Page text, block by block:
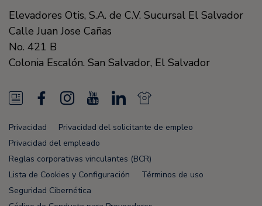
Elevadores Otis, S.A. de C.V. Sucursal El Salvador
Calle Juan Jose Cañas
No. 421 B
Colonia Escalón. San Salvador, El Salvador
N
e
w
s
F
c
e
b
I
n
s
t
a
o
T
u
L
k
e
N
e
F
Privacidad
Privacidad del solicitante de empleo
Privacidad del empleado
Reglas corporativas vinculantes (BCR)
Lista de Cookies y Configuración
Términos de uso
Seguridad Cibernética